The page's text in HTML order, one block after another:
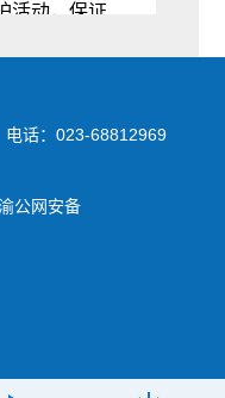
活动，保证
格遵守《检
》， 严格执
和员工岗位
参与任何有
信度的活
假报告
性。
格执行《保
》，对国家
电话：023-68812969
公网安备